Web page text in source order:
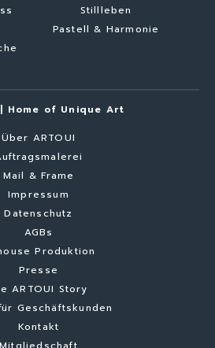
Stillleben
Pastell & Harmonie
| Home of Unique Art
Über ARTOUI
Mail & Frame
Impressum
Datenschutz
AGBs
Produktion
Presse
ARTOUI Story
Geschäftskunden
Kontakt